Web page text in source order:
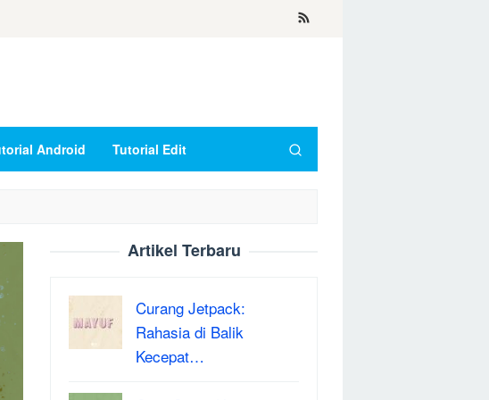
Android Tutorial Edit
Artikel Terbaru
Curang Jetpack:
Rahasia di Balik
Kecepat…